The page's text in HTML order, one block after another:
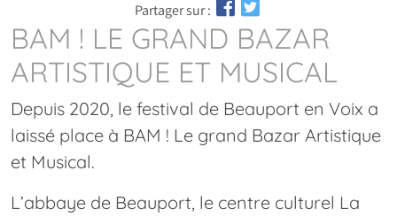
Partager sur :
BAM ! LE GRAND BAZAR
ARTISTIQUE ET MUSICAL
Depuis 2020, le festival de Beauport en Voix a
laissé place à BAM ! Le grand Bazar Artistique
et Musical.
L’abbaye de Beauport, le centre culturel La